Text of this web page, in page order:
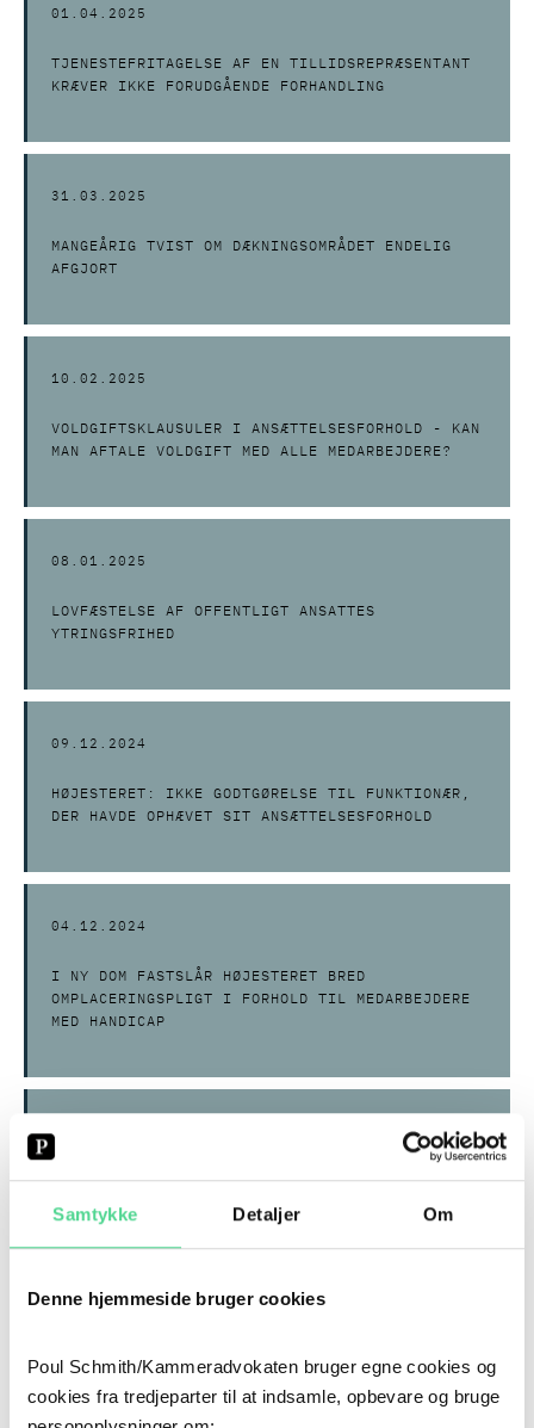
Samtykke Detaljer Om
Denne hjemmeside bruger cookies
Poul Schmith/Kammeradvokaten bruger egne cookies og
cookies fra tredjeparter til at indsamle, opbevare og bruge
01.04.2025
TJENESTEFRITAGELSE AF EN TILLIDSREPRÆSENTANT
KRÆVER IKKE FORUDGÅENDE FORHANDLING
31.03.2025
MANGEÅRIG TVIST OM DÆKNINGSOMRÅDET ENDELIG
AFGJORT
10.02.2025
VOLDGIFTSKLAUSULER I ANSÆTTELSESFORHOLD - KAN
MAN AFTALE VOLDGIFT MED ALLE MEDARBEJDERE?
08.01.2025
LOVFÆSTELSE AF OFFENTLIGT ANSATTES
YTRINGSFRIHED
09.12.2024
HØJESTERET: IKKE GODTGØRELSE TIL FUNKTIONÆR,
DER HAVDE OPHÆVET SIT ANSÆTTELSESFORHOLD
04.12.2024
I NY DOM FASTSLÅR HØJESTERET BRED
OMPLACERINGSPLIGT I FORHOLD TIL MEDARBEJDERE
MED HANDICAP
04.12.2024
CEO-FRAUD FOR MERE END 14 MIO. KR. – KAN MAN
SÅ BORTVISE?
WHISTLEBLOWER FIK 100.000 KR. I GODTGØRELSE
FOR OPGAVEFRATAGELSE EFTER SIN
WHISTLEBLOWERINDBERETNING